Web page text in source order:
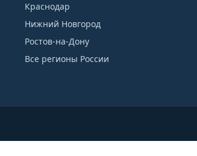
Краснодар
Нижний Новгород
Ростов-на-Дону
Все регионы России